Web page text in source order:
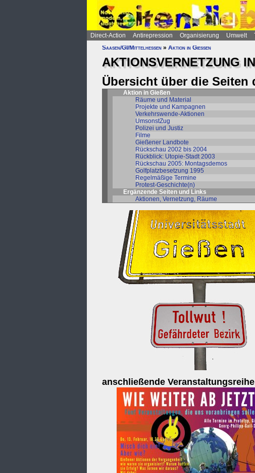
Direct-Action Antirepression Organisierung Umwelt
Saasen/GI/Mittelhessen » Aktion in Gießen
AKTIONSVERNETZUNG
Übersicht über die Seiten
Aktion in Gießen
Räume und Material
Projekte und Kampagnen
Verkehrswende-Aktionen
UmsonstZug
Polizei und Justiz
Filme
Gießener Landbote
Rückschau 2002 bis 2004
Rückblick: Utopie-Stadt 2003
Rückschau 2005: Montagsdemos
Golfplatzbesetzung 1995
Regelmäßige Termine
Protest-Geschichte(n)
Ergänzende Seiten und Links
Aktionen, Vernetzung, Räume
anschließende Veranstaltungsreihe